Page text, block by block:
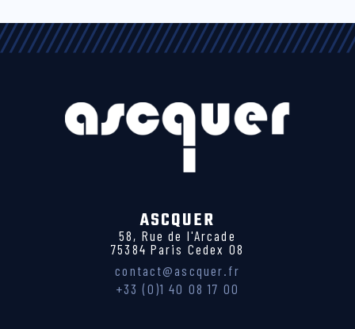
ASCQUER
58, Rue de l'Arcade
75384 Paris Cedex 08
contact@ascquer.fr
+33 (0)1 40 08 17 00